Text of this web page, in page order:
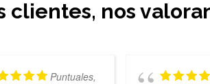
clientes, nos
Puntuales,